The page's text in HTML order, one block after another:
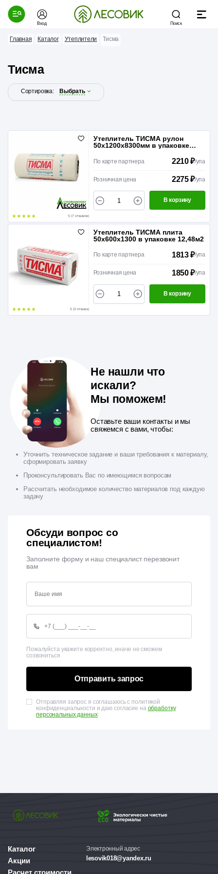
Вход Поиск
Главная Каталог Утеплители Тисма
Тисма
Сортировка: Выбрать
5 (7 отзывов)
Утеплитель ТИСМА рулон
50х1200х8300мм в упаковке
По карте партнера 2210 ₽/упа
Розничная цена 2275 ₽/упа
В корзину
5 (3 отзыва)
Утеплитель ТИСМА плита
50х600х1300 в упаковке 12,48м2
По карте партнера 1813 ₽/упа
Розничная цена 1850 ₽/упа
В корзину
Не нашли что
искали?
Мы поможем!
Оставьте ваши контакты и мы
свяжемся с вами, чтобы:
Уточнить техническое задание и ваши требования к материалу,
сформировать заявку
Проконсультировать Вас по имеющимся вопросам
Рассчитать необходимое количество материалов под каждую
задачу
Обсуди вопрос со
специалистом!
Заполните форму и наш специалист перезвонит
вам
Пожалуйста укажите корректно, иначе не сможем
созвониться
Отправить запрос
Отправляя запрос я соглашаюсь с политикой
конфиденциальности и даю согласие на обработку
персональных данных
Каталог
Акции
Электронный адрес
lesovik018@yandex.ru